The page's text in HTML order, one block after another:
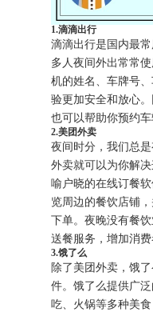
1.滴滴出行
滴滴出行是国内最
多人夜间外出常常
机的姓名、车牌号
验更加安全和放心
也可以帮助你预约
2.美团外卖
夜间时分，我们总
外卖就可以为你解
喻户晓的在线订餐
览周边的餐饮店铺
下单。夜晚没有餐
送餐服务，增加消费
3.饿了么
除了美团外卖，饿
件。饿了么提供广
吃、火锅等多种美